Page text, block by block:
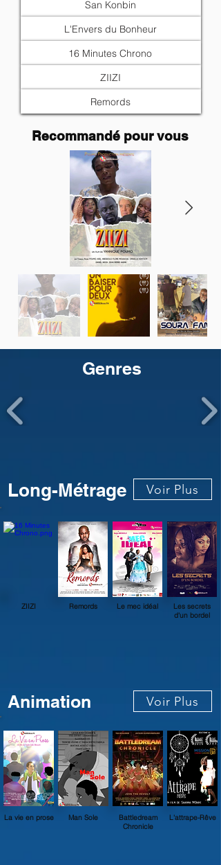
San Konbin
L'Envers du Bonheur
16 Minutes Chrono
ZIIZI
Remords
Recommandé pour vous
Genres
Long-Métrage Voir Plus
ZIIZI Remords Le mec idéal
Les secrets
d'un bordel
Animation Voir Plus
La vie en prose Man Sole
Battledream
Chronicle
L'attrape-Rêve